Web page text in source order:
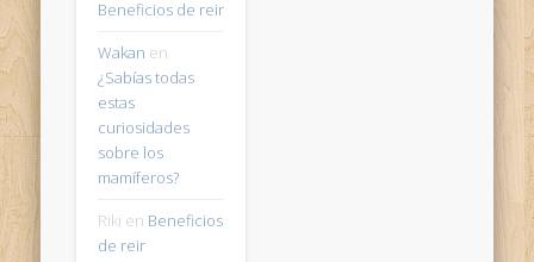
Beneficios de reir
Wakan en
¿Sabías todas
estas
curiosidades
sobre los
mamíferos?
Riki en Beneficios
de reir